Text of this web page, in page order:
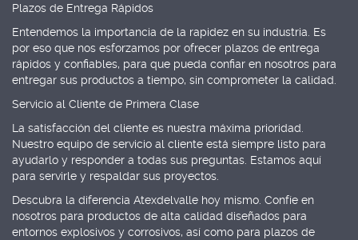
Plazos de Entrega Rápidos
Entendemos la importancia de la rapidez en su industria. Es
por eso que nos esforzamos por ofrecer plazos de entrega
rápidos y confiables, para que pueda confiar en nosotros para
entregar sus productos a tiempo, sin comprometer la calidad.
Servicio al Cliente de Primera Clase
La satisfacción del cliente es nuestra máxima prioridad.
Nuestro equipo de servicio al cliente está siempre listo para
ayudarlo y responder a todas sus preguntas. Estamos aquí
para servirle y respaldar sus proyectos.
Descubra la diferencia Atexdelvalle hoy mismo. Confíe en
nosotros para productos de alta calidad diseñados para
entornos explosivos y corrosivos, así como para plazos de